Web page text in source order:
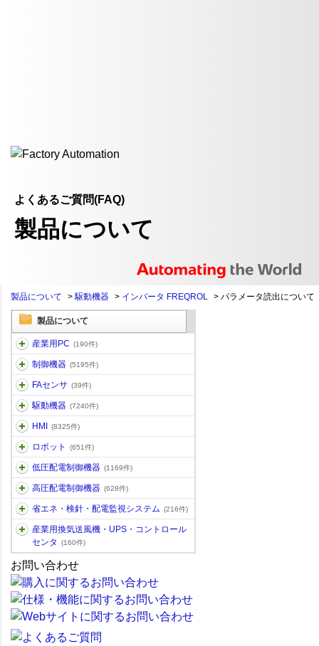
よくあるご質問(FAQ)
製品について
製品について >駆動機器 > インバータ FREQROL > パラメータ読出について
製品について
産業用PC (190件)
制御機器 (5195件)
FAセンサ (39件)
駆動機器 (7240件)
HMI (8325件)
ロボット (651件)
低圧配電制御機器 (1169件)
高圧配電制御機器 (628件)
省エネ・検針・配電監視システム (216件)
産業用換気送風機・UPS・コントロール
センタ
(160件)
お問い合わせ